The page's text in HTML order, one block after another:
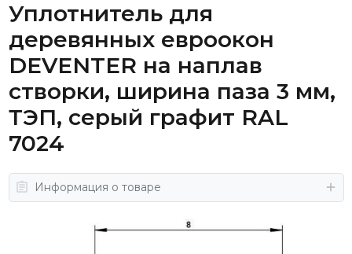
Уплотнитель для
деревянных евроокон
DEVENTER на наплав
створки, ширина паза 3 мм,
ТЭП, серый графит RAL
7024
Информация о товаре